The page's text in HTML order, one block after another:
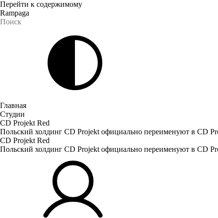
Перейти к содержимому
Rampaga
Главная
Студии
CD Projekt Red
Польский холдинг CD Projekt официально переименуют в CD
CD Projekt Red
Польский холдинг CD Projekt официально переименуют в CD